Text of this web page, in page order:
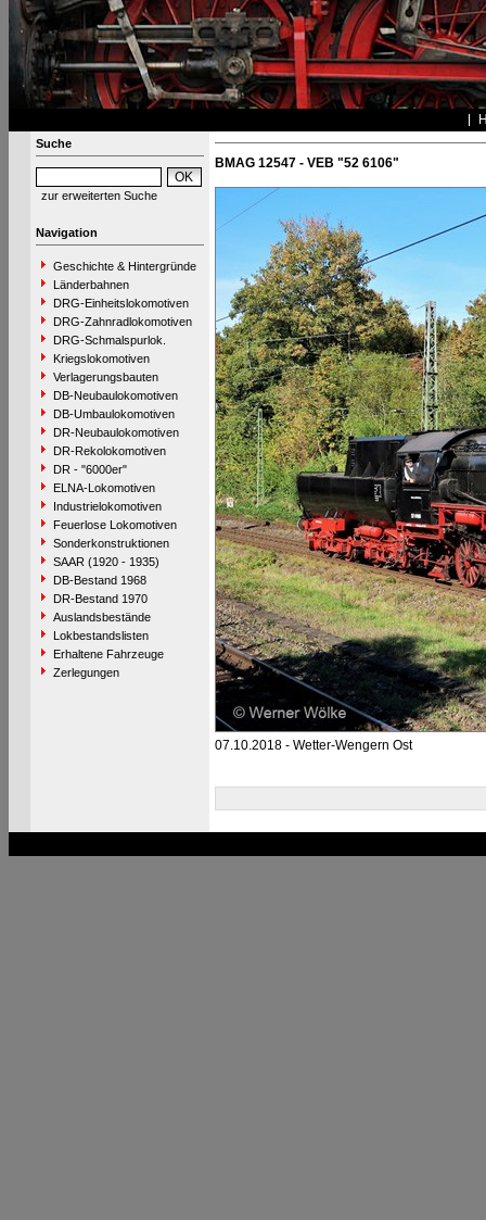
Suche
zur erweiterten Suche
Navigation
Geschichte & Hintergründe
Länderbahnen
DRG-Einheitslokomotiven
DRG-Zahnradlokomotiven
DRG-Schmalspurlok.
Kriegslokomotiven
Verlagerungsbauten
DB-Neubaulokomotiven
DB-Umbaulokomotiven
DR-Neubaulokomotiven
DR-Rekolokomotiven
DR - "6000er"
ELNA-Lokomotiven
Industrielokomotiven
Feuerlose Lokomotiven
Sonderkonstruktionen
SAAR (1920 - 1935)
DB-Bestand 1968
DR-Bestand 1970
Auslandsbestände
Lokbestandslisten
Erhaltene Fahrzeuge
Zerlegungen
BMAG 12547 - VEB "52 6106"
07.10.2018 - Wetter-Wengern Ost